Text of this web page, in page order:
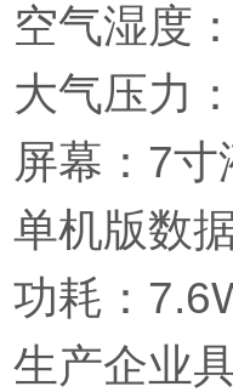
空气湿度
大气压力
屏幕：7
单机版数
功耗：
生产企业